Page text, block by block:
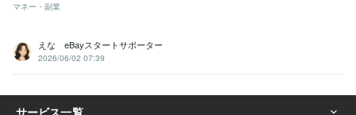
マネー・副業
えな eBayスタートサポーター
2026/06/02 07:39